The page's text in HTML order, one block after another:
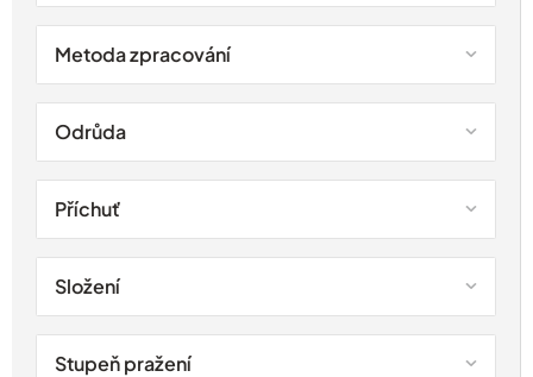
Metoda zpracování
Odrůda
Příchuť
Složení
Stupeň pražení